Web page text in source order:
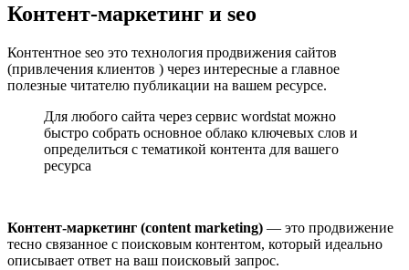
Контент-маркетинг и seo
Контентное seo это технология продвижения сайтов
(привлечения клиентов ) через интересные а главное
полезные читателю публикации на вашем ресурсе.
Для любого сайта через сервис wordstat можно
быстро собрать основное облако ключевых слов и
определиться с тематикой контента для вашего
ресурса
Контент-маркетинг (content marketing) — это продвижение
тесно связанное с поисковым контентом, который идеально
описывает ответ на ваш поисковый запрос.